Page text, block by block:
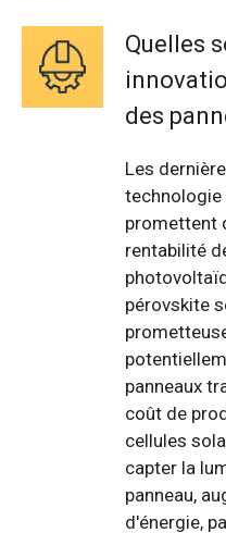
Quelles
des
Les
technologie
promettent
rentabilité
pérovskite
panneaux
coût de
cellules
capter la
panneau,
d'énergie,